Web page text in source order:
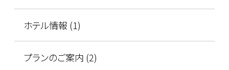
ホテル情報 (1)
プランのご案内 (2)